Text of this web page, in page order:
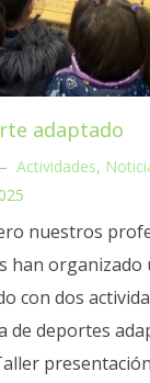
adaptado
– Actividades,
nuestros
han organizado
con dos
de deportes